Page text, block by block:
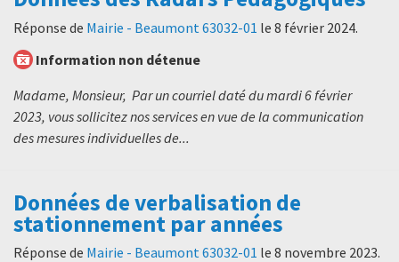
Réponse de Mairie - Beaumont 63032-01 le 8 février 2024.
Information non détenue
Madame, Monsieur, Par un courriel daté du mardi 6 février
2023, vous sollicitez nos services en vue de la communication
des mesures individuelles de...
Données de verbalisation de
stationnement par années
Réponse de Mairie - Beaumont 63032-01 le 8 novembre 2023.